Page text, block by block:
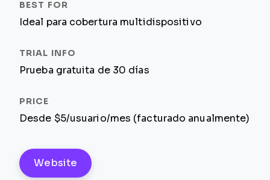
Ideal para cobertura multidispositivo
Prueba gratuita de 30 días
Desde $5/usuario/mes (facturado anualmente)
Website